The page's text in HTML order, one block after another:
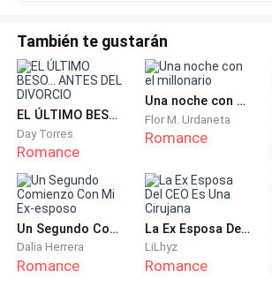
También te gustarán
EL ÚLTIMO BESO... ANTES DEL DIVORCIO
Day Torres
Romance
Una noche con el millonario
Flor M. Urdaneta
Romance
Un Segundo Comienzo Con Mi Ex-esposo
Dalia Herrera
Romance
La Ex Esposa Del CEO Es Una Cirujana
LiLhyz
Romance